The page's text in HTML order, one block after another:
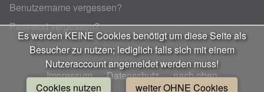
Benutzername vergessen?
Passwort vergessen?
Impressum Datenschutz nach oben
Es werden KEINE Cookies benötigt um diese Seite als
Besucher zu nutzen; lediglich falls sich mit einem
Nutzeraccount angemeldet werden muss!
Cookies nutzen
weiter OHNE Cookies